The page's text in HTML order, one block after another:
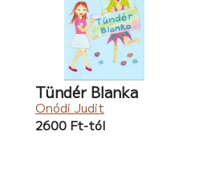
Tündér Blanka
Onódi Judit
2600 Ft-tól